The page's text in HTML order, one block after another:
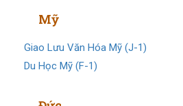
Mỹ
Giao Lưu Văn Hóa Mỹ (J-1)
Du Học Mỹ (F-1)